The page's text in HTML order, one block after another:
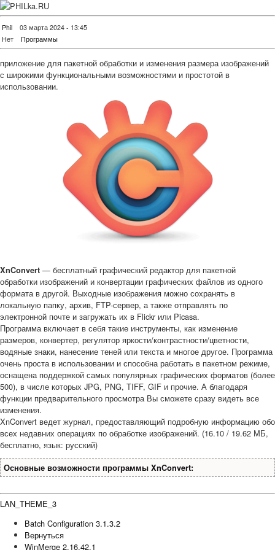
Phil
03 марта 2024 - 13:45
Нет
Программы
приложение для пакетной обработки и изменения размера изображений
с широкими функциональными возможностями и простотой в
использовании.
XnConvert — бесплатный графический редактор для пакетной
обработки изображений и конвертации графических файлов из одного
формата в другой. Выходные изображения можно сохранять в
локальную папку, архив, FTP-сервер, а также отправлять по
электронной почте и загружать их в Flickr или Picasa.
Программа включает в себя такие инструменты, как изменение
размеров, конвертер, регулятор яркости/контрастности/цветности,
водяные знаки, нанесение теней или текста и многое другое. Программа
очень проста в использовании и способна работать в пакетном режиме,
оснащена поддержкой самых популярных графических форматов (более
500), в числе которых JPG, PNG, TIFF, GIF и прочие. А благодаря
функции предварительного просмотра Вы сможете сразу видеть все
изменения.
XnConvert ведет журнал, предоставляющий подробную информацию обо
всех недавних операциях по обработке изображений. (16.10 / 19.62 МБ,
бесплатно, язык: русский)
Основные возможности программы XnConvert:
LAN_THEME_3
Batch Configuration 3.1.3.2
Вернуться
WinMerge 2.16.42.1